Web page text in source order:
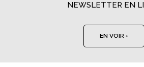
NEWSLETTER EN
EN VOIR +